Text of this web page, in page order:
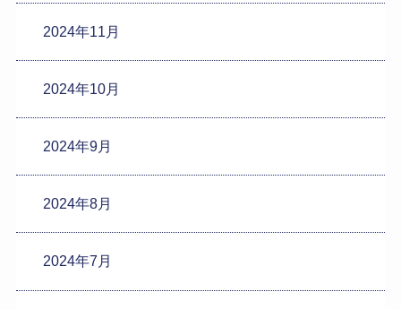
2024年11月
2024年10月
2024年9月
2024年8月
2024年7月